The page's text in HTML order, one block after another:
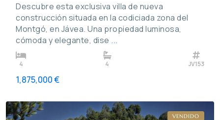
Descubre esta exclusiva villa de nueva
construcción situada en la codiciada zona del
Montgó, en Jávea. Una propiedad luminosa,
cómoda y elegante, dise ...
4 4 JV153
1,875,000 €
VENDIDO